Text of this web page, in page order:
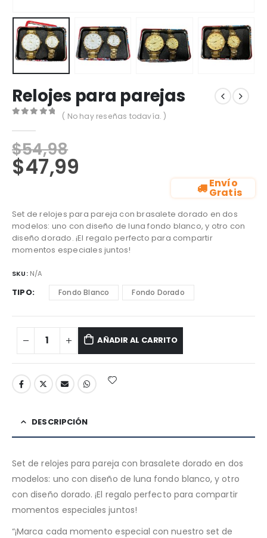
Relojes para parejas
out of 5
( No hay reseñas todavía. )
$54,98
$47,99
Envío
Gratis
Set de relojes para pareja con brasalete dorado en dos
modelos: uno con diseño de luna fondo blanco, y otro con
diseño dorado. ¡El regalo perfecto para compartir
momentos especiales juntos!
SKU: N/A
TIPO Fondo Blanco Fondo Dorado
AÑADIR AL CARRITO
DESCRIPCIÓN
Set de relojes para pareja con brasalete dorado en dos
modelos: uno con diseño de luna fondo blanco, y otro
con diseño dorado. ¡El regalo perfecto para compartir
momentos especiales juntos!
“¡Marca cada momento especial con nuestro set de